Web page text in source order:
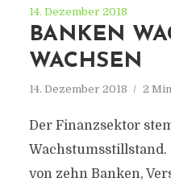
14. Dezember 2018
BANKEN
WACHSEN
14. Dezember 2018 2
Der Finanzsektor
Wachstumsstillstand.
von zehn Banken,